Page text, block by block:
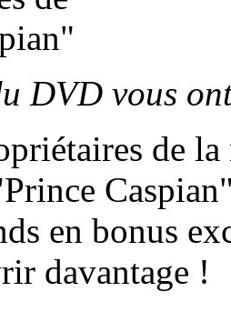
DVD vous
de
en bonus
davantage !